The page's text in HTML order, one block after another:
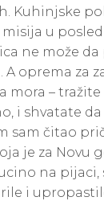
Kuhinjske
u
ne može
oprema za
mora –
i shvatate
sam čitao
je za Novu
na pijaci,
i